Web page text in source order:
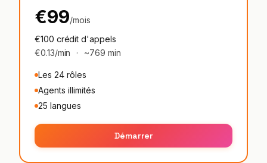
€99/mois
€100 crédit d'appels
€0.13/min
· ~769 min
Les 24 rôles
Agents illimités
25 langues
Démarrer